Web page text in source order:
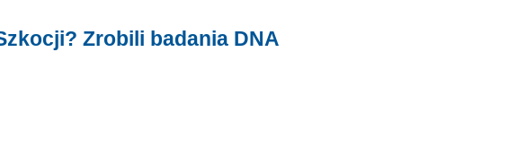
Zrobili badania DNA